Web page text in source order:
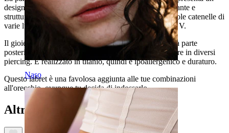
Naso
design a nido d'ape, dando al gioiello un look interessante e
strutturato. Dal rettangolo pendono anche cinque piccole catenelle di
varie lunghezze, la più lunga al centro per un effetto a V.
Il gioiello ha un meccanismo di chiusura push-in e una parte
posteriore piatta, è quindi davvero comodo da indossare in diversi
piercing. É realizzato in titanio, quindi è ipoallergenico e duraturo.
Questo labret è una favolosa aggiunta alle tue combinazioni
all'orecchio, ovunque tu decida di indossarlo.
Altri hanno acquistato anche